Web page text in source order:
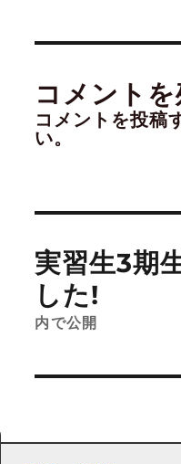
コメント
コメントを投稿
い。
ナ
ビ
ゲ
ー
シ
ン
実習生3期
した!
内で公開